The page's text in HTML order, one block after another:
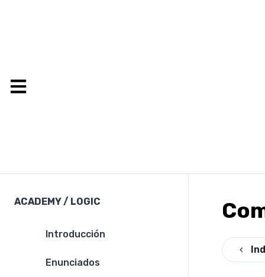
ACADEMY/ LOGIC
Introducción
Enunciados